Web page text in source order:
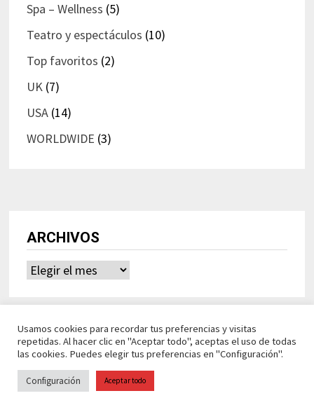
Spa – Wellness (5)
Teatro y espectáculos (10)
Top favoritos (2)
UK(7)
USA(14)
WORLDWIDE (3)
ARCHIVOS
Archivos
Ideasdeocio Funciona conWordPress
Usamos cookies para recordar tus preferencias y visitas
repetidas. Al hacer clic en "Aceptar todo", aceptas el uso de todas
las cookies. Puedes elegir tus preferencias en "Configuración".
Configuración Aceptar todo